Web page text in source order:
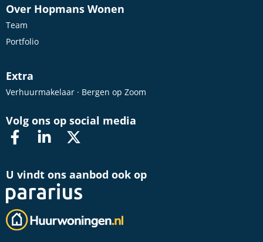
Over Hopmans Wonen
Team
Portfolio
Extra
Verhuurmakelaar · Bergen op Zoom
Volg ons op social media
U vindt ons aanbod ook op